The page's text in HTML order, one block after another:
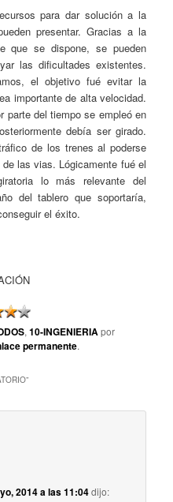
para dar solución a la
presentar. Gracias a la
que se dispone, se pueden
las dificultades existentes.
el objetivo fué evitar la
importante de alta velocidad.
parte del tiempo se empleó en
debía ser girado.
de los trenes al poderse
las vias. Lógicamente fué el
lo más relevante del
del tablero que soportaría,
el éxito.
,10-INGENIERIApor
permanente.
”
2014 a las 11:04dijo: